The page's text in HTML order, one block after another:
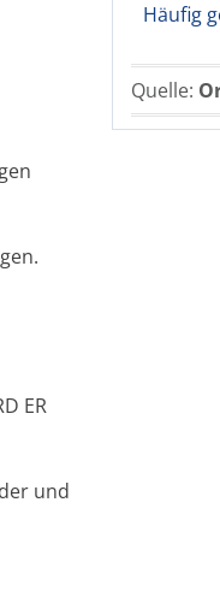
Häufig
Quelle:
ER
und